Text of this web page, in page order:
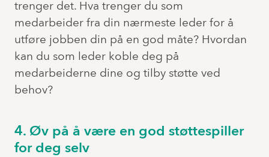
trenger det. Hva trenger du som
medarbeider fra din nærmeste leder for å
utføre jobben din på en god måte? Hvordan
kan du som leder koble deg på
medarbeiderne dine og tilby støtte ved
behov?
4. Øv på å være en god støttespiller
for deg selv